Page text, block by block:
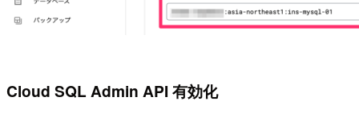
Cloud SQL Admin API 有効化